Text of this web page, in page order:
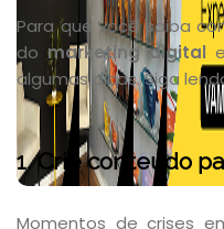
Para que você saiba
do marketing digital
algumas dicas. Siga
1. Crie conteúdo
Momentos de crises